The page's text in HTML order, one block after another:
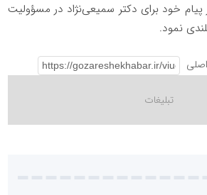
خود برای دکتر سمیعی‌نژاد در مسؤولیت
نمود.